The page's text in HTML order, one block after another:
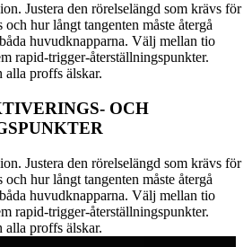
Justera den rörelselängd som krävs för
hur långt tangenten måste återgå
huvudknapparna. Välj mellan tio
rapid-trigger-återställningspunkter.
alla proffs älskar.
OCH
Justera den rörelselängd som krävs för
hur långt tangenten måste återgå
huvudknapparna. Välj mellan tio
rapid-trigger-återställningspunkter.
alla proffs älskar.